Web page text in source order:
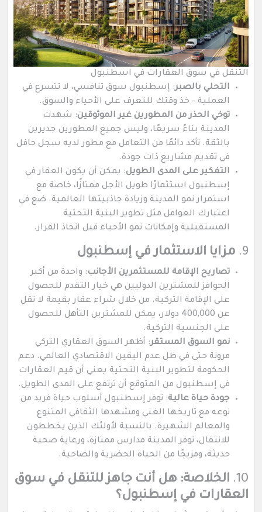
التنقل في سوق العقارات في اسطنبول
التحلي بالصبر: إسطنبول سوق تنافسي، لا تتسرع في
العملية – خذ وقتك للتعرف على الأحياء والسوق.
توخي الحذر من المطورين غير الموثوقين: شهدت
المدينة بناءً سريعًا، وليس جميع المطورين جديرين
بالثقة. تأكد دائمًا من التعامل مع مطور لديه سجل حافل
في تقديم مشاريع ذات جودة.
التفكير على المدى الطويل: يمكن أن يكون العقار في
إسطنبول استثمارًا طويل الأجل ممتازًا، خاصة مع
استمرار نمو المدينة وزيادة جاذبيتها العالمية. ضع في
اعتبارك العوامل مثل تطوير البنية التحتية
المستقبلية وإمكانات نمو الأحياء قبل اتخاذ القرار.
9. مزايا الاستثمار في إسطنبول
تصاريح الإقامة للمستثمرين الأجانب: واحدة من أكبر
الحوافز للمشترين الدوليين هي خيار التقدم للحصول
على الإقامة التركية. من خلال شراء عقار بقيمة لا تقل
عن 400,000 دولار، يمكن للمشترين التأهل للحصول
على الجنسية التركية.
نمو السوق المستقر: أظهر السوق العقاري التركي
مرونة حتى في ظل عدم اليقين الاقتصادي العالمي. دعم
الحكومة لتطوير البنية التحتية يعني أن قيم العقارات
في إسطنبول من المتوقع أن ترتفع على المدى الطويل.
جودة حياة عالية: توفر إسطنبول أسلوب حياة فريد من
نوعه مع تاريخها الغني ومشهدها الثقافي المتنوع
والمعالم الشهيرة. بالنسبة لأولئك الذين يخططون
للانتقال، توفر المدينة مدارس ممتازة، ورعاية صحية
حديثة، ومزيجًا من الحياة الحضرية والضاحية.
10. الخلاصة: هل أنت جاهز للتنقل في سوق
العقارات في إسطنبول؟